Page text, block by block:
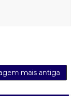
mais antiga